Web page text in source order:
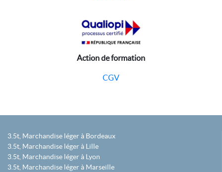
Action de formation
CGV
3.5t, Marchandise léger à Bordeaux
3.5t, Marchandise léger à Lille
3.5t, Marchandise léger à Lyon
3.5t, Marchandise léger à Marseille